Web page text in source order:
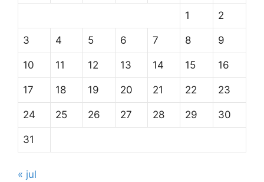
1 2
3 4 5 6 7 8 9
10 11 12 13 14 15 16
17 18 19 20 21 22 23
24 25 26 27 28 29 30
31
« jul